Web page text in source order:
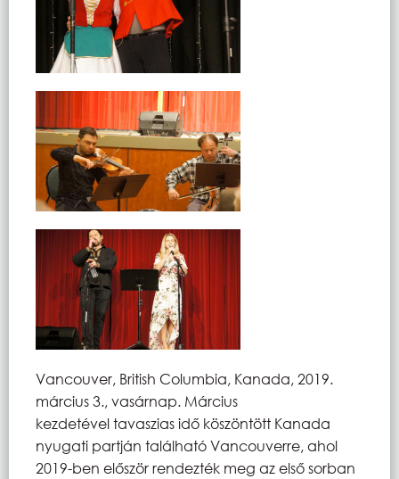
Vancouver, British Columbia, Kanada, 2019.
március 3., vasárnap. Március
kezdetével tavaszias idő köszöntött Kanada
nyugati partján található Vancouverre, ahol
2019-ben először rendezték meg az első sorban